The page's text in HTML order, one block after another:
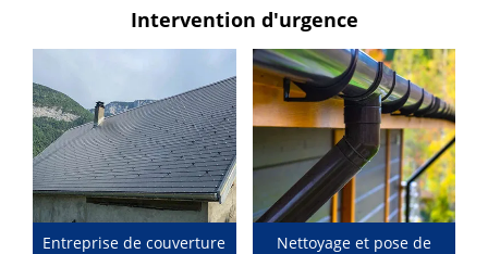
Intervention d'urgence
Entreprise de couverture
Nettoyage et pose de